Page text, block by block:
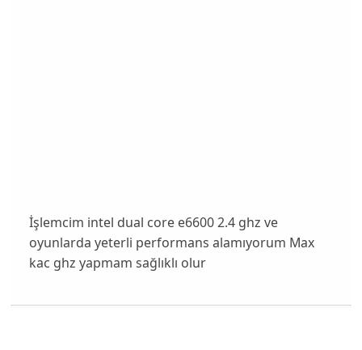
İşlemcim intel dual core e6600 2.4 ghz ve
oyunlarda yeterli performans alamıyorum Max
kac ghz yapmam sağlıklı olur